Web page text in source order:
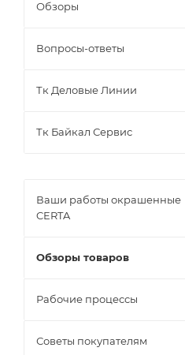
Обзоры
Вопросы-ответы
Тк Деловые Линии
Тк Байкал Сервис
Ваши работы окрашенные
CERTA
Обзоры товаров
Рабочие процессы
Советы покупателям